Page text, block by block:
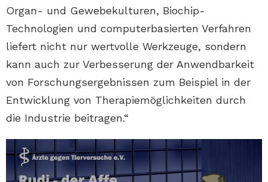
Organ- und Gewebekulturen, Biochip-
Technologien und computerbasierten Verfahren
liefert nicht nur wertvolle Werkzeuge, sondern
kann auch zur Verbesserung der Anwendbarkeit
von Forschungsergebnissen zum Beispiel in der
Entwicklung von Therapiemöglichkeiten durch
die Industrie beitragen.“